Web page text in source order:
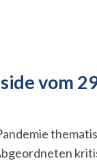
vom